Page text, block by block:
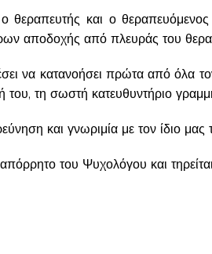
και ο
αποδοχής από πλευράς του
να κατανοήσει πρώτα από όλα
τη σωστή κατευθυντήριο
και γνωριμία με τον ίδιο μας
του Ψυχολόγου και